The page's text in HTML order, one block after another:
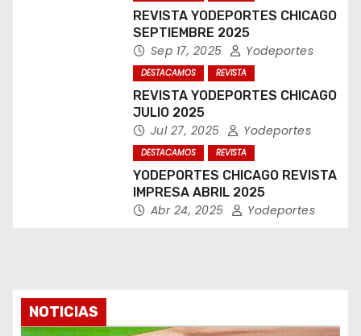
REVISTA YODEPORTES CHICAGO
SEPTIEMBRE 2025
Sep 17, 2025 Yodeportes
DESTACAMOS REVISTA
REVISTA YODEPORTES CHICAGO
JULIO 2025
Jul 27, 2025 Yodeportes
DESTACAMOS REVISTA
YODEPORTES CHICAGO REVISTA
IMPRESA ABRIL 2025
Abr 24, 2025 Yodeportes
NOTICIAS